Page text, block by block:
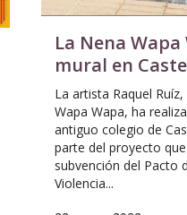
La Nena
mural en
La artista Raquel
Wapa Wapa, ha
antiguo colegio de
parte del proyecto
subvención del Pacto
Violencia...